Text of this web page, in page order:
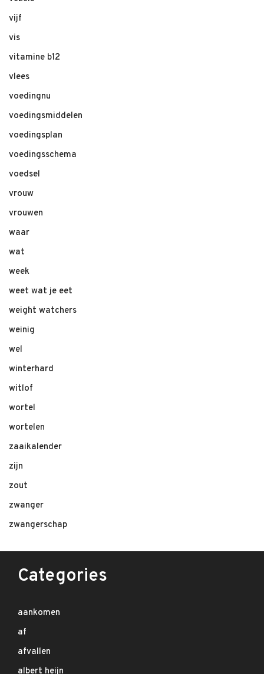
vijf
vis
vitamine b12
vlees
voedingnu
voedingsmiddelen
voedingsplan
voedingsschema
voedsel
vrouw
vrouwen
waar
wat
week
weet wat je eet
weight watchers
weinig
wel
winterhard
witlof
wortel
wortelen
zaaikalender
zijn
zout
zwanger
zwangerschap
Categories
aankomen
af
afvallen
albert heijn